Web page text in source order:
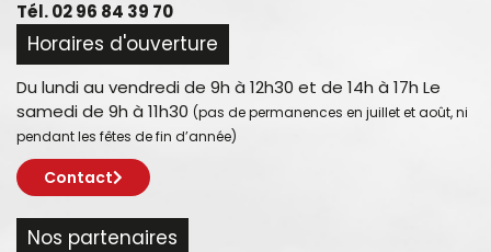
Tél. 02 96 84 39 70
Horaires d'ouverture
Du lundi au vendredi de 9h à 12h30 et de 14h à 17h Le
samedi de 9h à 11h30 (pas de permanences en juillet et août, ni
pendant les fêtes de fin d’année)
Contact
Nos partenaires